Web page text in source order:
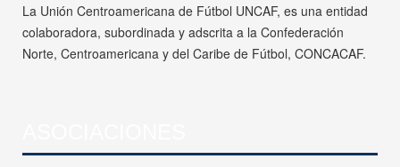
La Unión Centroamericana de Fútbol UNCAF, es una entidad
colaboradora, subordinada y adscrita a la Confederación
Norte, Centroamericana y del Caribe de Fútbol, CONCACAF.